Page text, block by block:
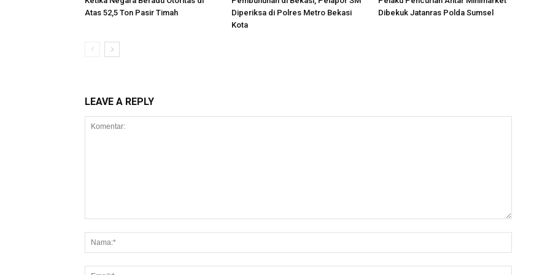
Atas 52,5 Ton Pasir Timah
Diperiksa di Polres Metro Bekasi
Kota
Dibekuk Jatanras Polda Sumsel
LEAVE A REPLY